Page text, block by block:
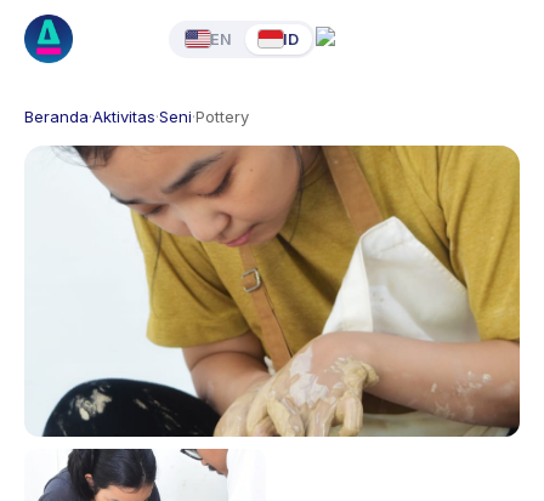
EN ID
Beranda·Aktivitas·Seni·Pottery